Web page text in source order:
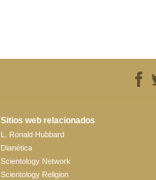
Sitios web relacionados
L. Ronald Hubbard
Dianética
Scientology Network
Scientology Religion